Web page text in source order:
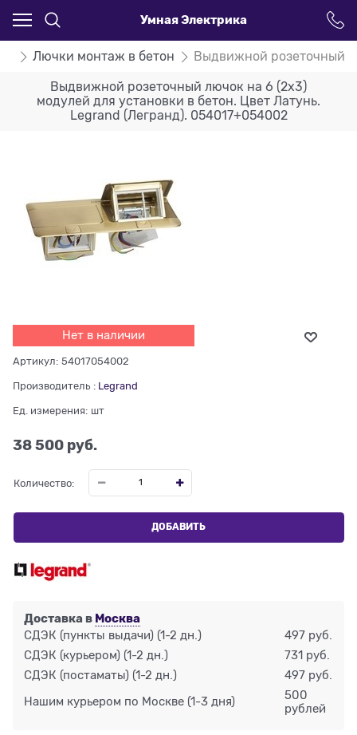
Умная Электрика
Лючки монтаж в бетон Выдвижной розеточный
Выдвижной розеточный лючок на 6 (2х3)
модулей для установки в бетон. Цвет Латунь.
Legrand (Легранд). 054017+054002
Нет в наличии
Артикул: 54017054002
Производитель : Legrand
Ед. измерения: шт
38 500 руб.
Количество:
ДОБАВИТЬ
Доставка в Москва
СДЭК (пункты выдачи) (1-2 дн.)
497 руб.
СДЭК (курьером) (1-2 дн.)
731 руб.
СДЭК (постаматы) (1-2 дн.) 497 руб.
Нашим курьером по Москве (1-3 дня)
500
рублей